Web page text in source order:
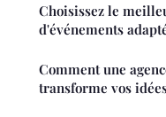
Choisissez le
d'événements
Comment une
transforme vos